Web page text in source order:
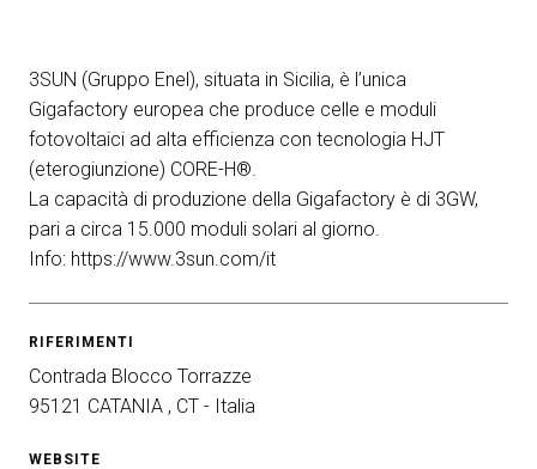
AREA RISERVATA VISITATORI
person
A cura di: IT
3SUN (Gruppo Enel), situata in Sicilia, è l’unica
Gigafactory europea che produce celle e moduli
fotovoltaici ad alta efficienza con tecnologia HJT
(eterogiunzione) CORE-H®.
La capacità di produzione della Gigafactory è di 3GW,
pari a circa 15.000 moduli solari al giorno.
Info: https://www.3sun.com/it
RIFERIMENTI
Contrada Blocco Torrazze
95121 CATANIA , CT - Italia
WEBSITE